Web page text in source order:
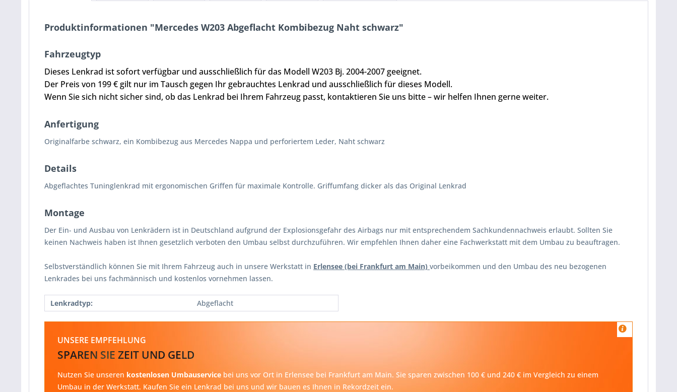
Produktinformationen "Mercedes W203 Abgeflacht Kombibezug Naht schwarz"
Fahrzeugtyp
Dieses Lenkrad ist sofort verfügbar und ausschließlich für das Modell W203 Bj. 2004-2007 geeignet.
Der Preis von 199 € gilt nur im Tausch gegen Ihr gebrauchtes Lenkrad und ausschließlich für dieses Modell.
Wenn Sie sich nicht sicher sind, ob das Lenkrad bei Ihrem Fahrzeug passt, kontaktieren Sie uns bitte – wir helfen Ihnen gerne weiter.
Anfertigung
Originalfarbe schwarz, ein Kombibezug aus Mercedes Nappa und perforiertem Leder, Naht schwarz
Details
Abgeflachtes Tuninglenkrad mit ergonomischen Griffen für maximale Kontrolle. Griffumfang dicker als das Original Lenkrad
Montage
Der Ein- und Ausbau von Lenkrädern ist in Deutschland aufgrund der Explosionsgefahr des Airbags nur mit entsprechendem Sachkundennachweis erlaubt. Sollten Sie
keinen Nachweis haben ist Ihnen gesetzlich verboten den Umbau selbst durchzuführen. Wir empfehlen Ihnen daher eine Fachwerkstatt mit dem Umbau zu beauftragen.
Selbstverständlich können Sie mit Ihrem Fahrzeug auch in unsere Werkstatt in Erlensee (bei Frankfurt am Main) vorbeikommen und den Umbau des neu bezogenen
Lenkrades bei uns fachmännisch und kostenlos vornehmen lassen.
Lenkradtyp: Abgeflacht
UNSERE EMPFEHLUNG
SPAREN SIE ZEIT UND GELD
Nutzen Sie unseren kostenlosen Umbauservice bei uns vor Ort in Erlensee bei Frankfurt am Main. Sie sparen zwischen 100 € und 240 € im Vergleich zu einem
Umbau in der Werkstatt. Kaufen Sie ein Lenkrad bei uns und wir bauen es Ihnen in Rekordzeit ein.